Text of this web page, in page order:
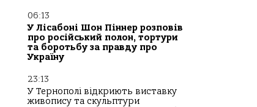
06:13
У Лісабоні Шон Піннер розповів
про російський полон, тортури
та боротьбу за правду про
Україну
23:13
У Тернополі відкриють виставку
живопису та скульптури